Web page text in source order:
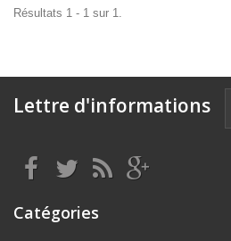
Résultats 1 - 1 sur 1.
Lettre d'informations
Catégories